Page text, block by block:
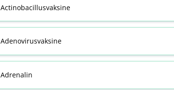
Actinobacillusvaksine
Adenovirusvaksine
Adrenalin